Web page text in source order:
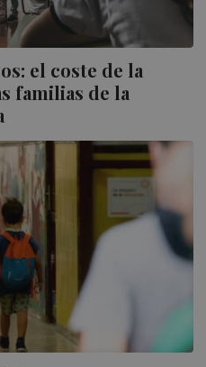
el coste de la
familias de la